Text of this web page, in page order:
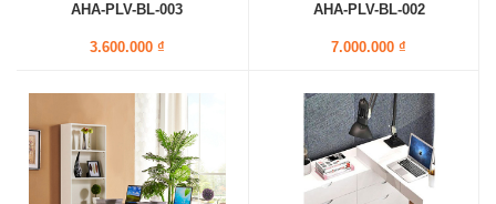
AHA-PLV-BL-003
3.600.000 ₫
AHA-PLV-BL-002
7.000.000 ₫